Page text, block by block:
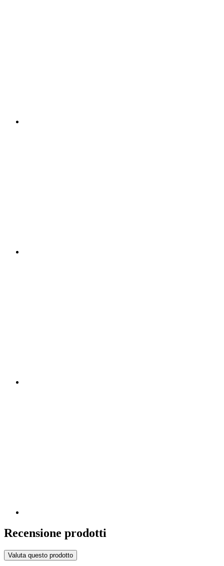
Recensione prodotti
Valuta questo prodotto